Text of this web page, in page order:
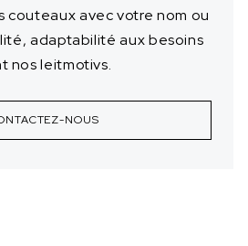
couteaux avec votre nom ou
adaptabilité aux besoins
nos leitmotivs.
NOUS